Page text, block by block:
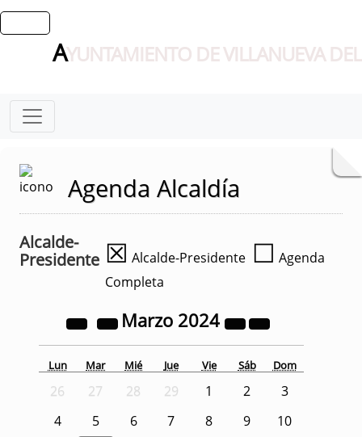
AYUNTAMIENTO DE VILLANUEVA
Agenda Alcaldía
Alcalde-
Presidente ☒ Alcalde-Presidente ☐ Agenda
Completa
Marzo 2024
Lun Mar Mié Jue Vie Sáb Dom
26 27 28 29 1 2
3
4
5 6 7 8 9
10